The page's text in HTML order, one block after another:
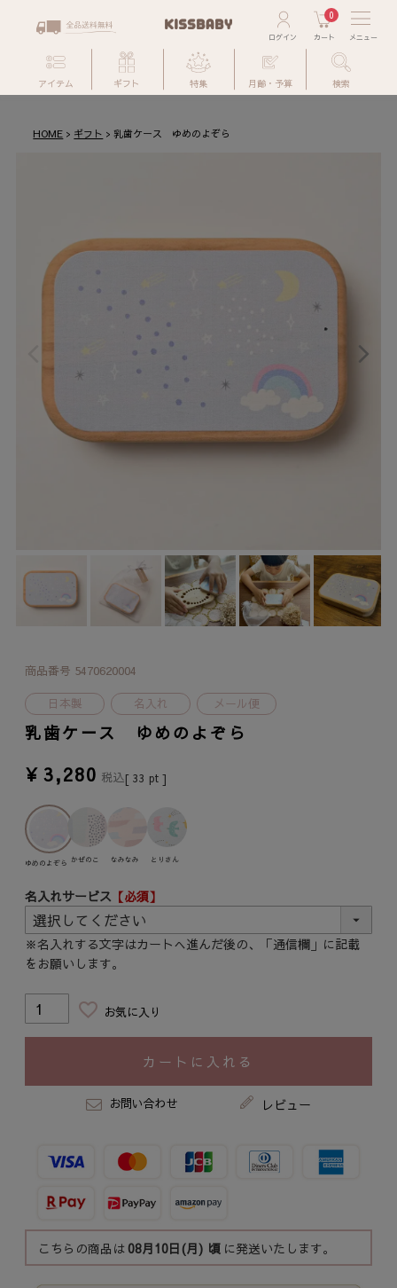
0
アイテム ギフト 特集 月齢・予算 検索
HOME ギフト 乳歯ケース ゆめのよぞら
商品番号 5470620004
日本製 名入れ メール便
乳歯ケース ゆめのよぞら
¥ 3,280 税込[ 33 pt ]
ゆめのよぞら かぜのこ なみなみ とりさん
名入れサービス 【必須】
※名入れする文字はカートへ進んだ後の、「通信欄」に記載
をお願いします。
お気に入り
カートに入れる
お問い合わせ レビュー
こちらの商品は08月10日(月) 頃 に発送いたします。